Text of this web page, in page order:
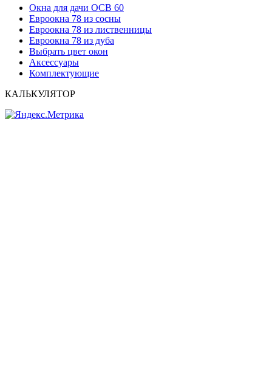
Окна для дачи ОСВ 60
Евроокна 78 из сосны
Евроокна 78 из лиственницы
Евроокна 78 из дуба
Выбрать цвет окон
Аксессуары
Комплектующие
КАЛЬКУЛЯТОР